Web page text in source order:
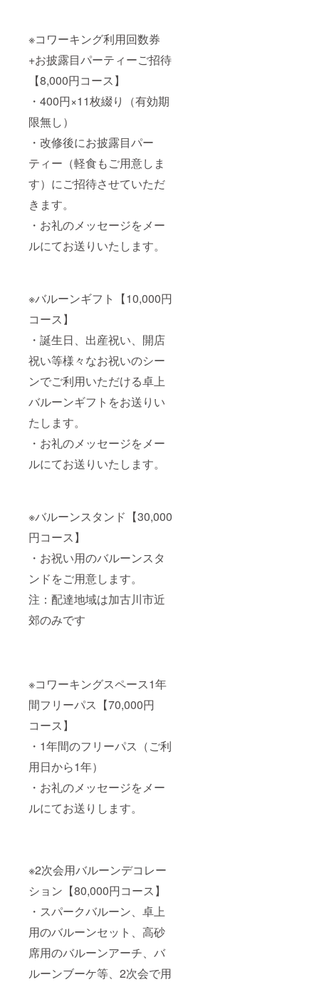
※コワーキング利用回数券
+お披露目パーティーご招待
【8,000円コース】
・400円×11枚綴り（有効期
限無し）
・改修後にお披露目パー
ティー（軽食もご用意しま
す）にご招待させていただ
きます。
・お礼のメッセージをメー
ルにてお送りいたします。
※バルーンギフト【10,000円
コース】
・誕生日、出産祝い、開店
祝い等様々なお祝いのシー
ンでご利用いただける卓上
バルーンギフトをお送りい
たします。
・お礼のメッセージをメー
ルにてお送りいたします。
※バルーンスタンド【30,000
円コース】
・お祝い用のバルーンスタ
ンドをご用意します。
注：配達地域は加古川市近
郊のみです
※コワーキングスペース1年
間フリーパス【70,000円
コース】
・1年間のフリーパス（ご利
用日から1年）
・お礼のメッセージをメー
ルにてお送りします。
※2次会用バルーンデコレー
ション【80,000円コース】
・スパークバルーン、卓上
用のバルーンセット、高砂
席用のバルーンアーチ、バ
ルーンブーケ等、2次会で用